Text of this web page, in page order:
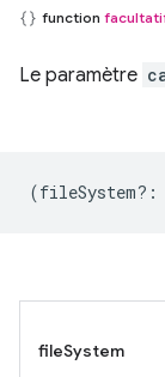
function
Le paramètre
(fileSystem? :
fileSystem